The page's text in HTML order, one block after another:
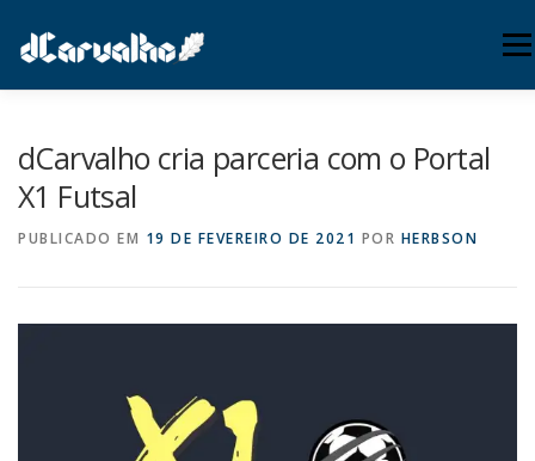
Menu
dCarvalho cria parceria com o Portal
X1 Futsal
PUBLICADO EM 19 DE FEVEREIRO DE 2021 POR HERBSON